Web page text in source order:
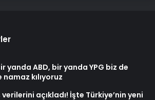
yanda ABD, bir yanda YPG biz de
namaz kılıyoruz
açıkladı! İşte Türkiye’nin yeni